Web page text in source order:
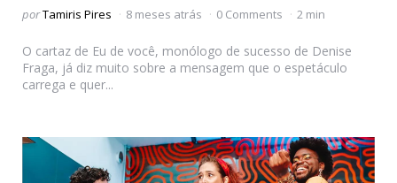
Postado
porTamiris Pires 8 meses atrás 0 Comments 2 min
O cartaz de Eu de você, monólogo de sucesso de Denise
Fraga, já diz muito sobre a mensagem que o espetáculo
carrega e quer...